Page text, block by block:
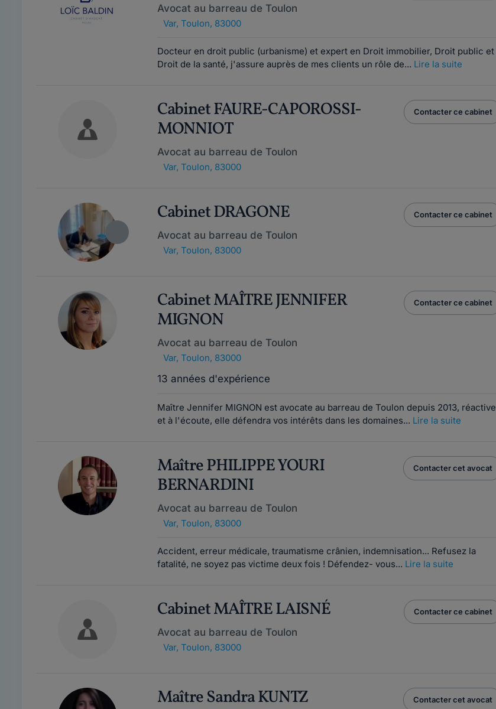
Avocat au barreau de Toulon
Var, Toulon, 83000
Docteur en droit public (urbanisme) et expert en Droit immobilier, Droit public et
Droit de la santé, j'assure auprès de mes clients un rôle de... Lire la suite
Cabinet FAURE-CAPOROSSI-
MONNIOT
Avocat au barreau de Toulon
Var, Toulon, 83000
Contacter ce cabinet
Cabinet DRAGONE
Avocat au barreau de Toulon
Var, Toulon, 83000
Contacter ce cabinet
Cabinet MAÎTRE JENNIFER
MIGNON
Avocat au barreau de Toulon
Var, Toulon, 83000
13 années d'expérience
Contacter ce cabinet
Maître Jennifer MIGNON est avocate au barreau de Toulon depuis 2013, réactive
et à l'écoute, elle défendra vos intérêts dans les domaines... Lire la suite
Maître PHILIPPE YOURI
BERNARDINI
Avocat au barreau de Toulon
Var, Toulon, 83000
Contacter cet avocat
Accident, erreur médicale, traumatisme crânien, indemnisation... Refusez la
fatalité, ne soyez pas victime deux fois ! Défendez- vous... Lire la suite
Cabinet MAÎTRE LAISNÉ
Avocat au barreau de Toulon
Var, Toulon, 83000
Contacter ce cabinet
Maître Sandra KUNTZ Contacter cet avocat